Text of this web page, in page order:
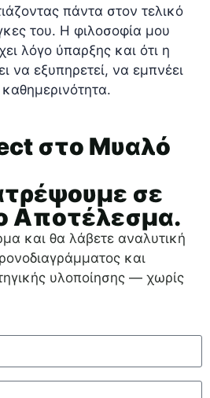
πάντα στον τελικό
του. Η φιλοσοφία μου
λόγο ύπαρξης και ότι η
να εξυπηρετεί, να εμπνέει
στο Μυαλό
σε
Αποτέλεσμα.
και θα λάβετε αναλυτική
και
υλοποίησης — χωρίς